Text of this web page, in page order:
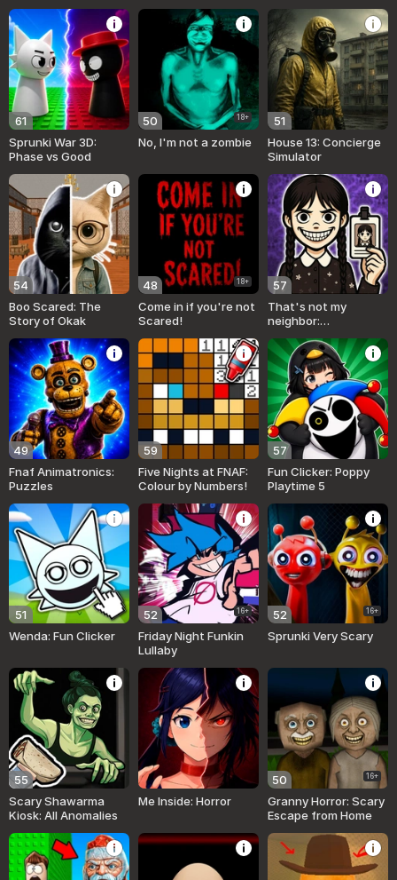
61
Sprunki War 3D:
Phase vs Good
50 18+
No, I'm not a zombie
51
House 13: Concierge
Simulator
54
Boo Scared: The
Story of Okak
48 18+
Come in if you're not
Scared!
57
That's not my
neighbor:
49
Fnaf Animatronics:
Puzzles
59
Five Nights at FNAF:
Colour by Numbers!
57
Fun Clicker: Poppy
Playtime 5
51
Wenda: Fun Clicker
52 16+
Friday Night Funkin
Lullaby
52 16+
Sprunki Very Scary
55
Scary Shawarma
Kiosk: All Anomalies
Me Inside: Horror
50 16+
Granny Horror: Scary
Escape from Home